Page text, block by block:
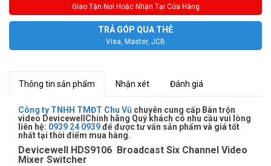
Giao Tận Nơi Hoặc Nhận Tại Cửa Hàng
TRẢ GÓP QUA THẺ
Visa, Master, JCB
Thông tin sản phẩm Nhận xét Đánh giá
Công ty TNHH TMĐT Chu Vũ chuyên cung cấp Bàn trộn
video Devicewell​​​​​Chính hãng Quý khách có nhu cầu vui lòng
liên hệ: 0939 24 0939để được tư vấn sản phẩm và giá tốt
nhất tại thời điểm mua hàng.
Devicewell HDS9106 Broadcast Six Channel Video
Mixer Switcher